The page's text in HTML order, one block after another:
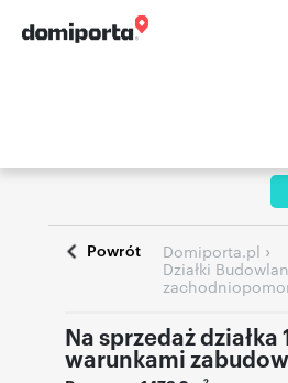
Powrót Domiporta.pl ›
Działki
Na sprzedaż działka
warunkami